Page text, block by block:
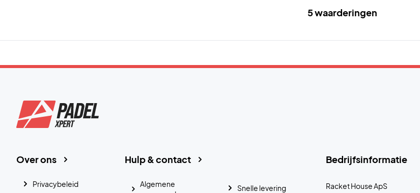
5 waarderingen
Bedrijfsinformatie
Racket House ApS
Hulp & contact
Algemene
Snelle levering
Over ons
Privacybeleid